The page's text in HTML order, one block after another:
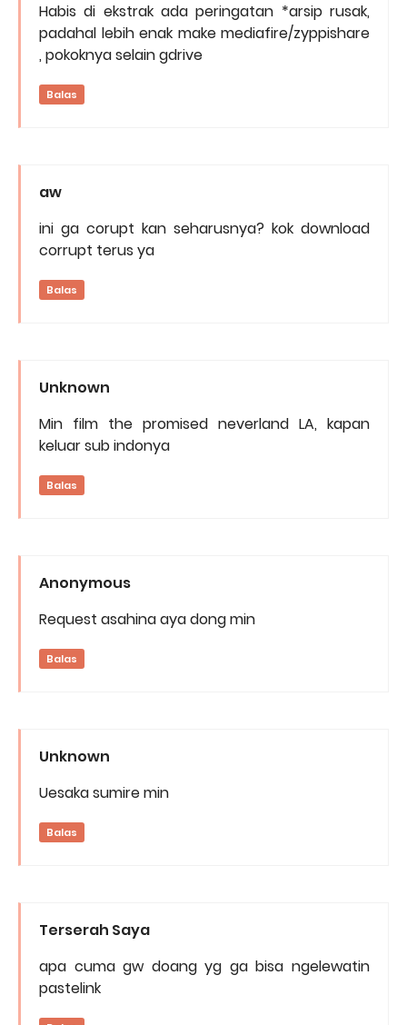
Habis di ekstrak ada peringatan *arsip rusak,
padahal lebih enak make mediafire/zyppishare
, pokoknya selain gdrive
Balas
aw
ini ga corupt kan seharusnya? kok download
corrupt terus ya
Balas
Unknown
Min film the promised neverland LA, kapan
keluar sub indonya
Balas
Anonymous
Request asahina aya dong min
Balas
Unknown
Uesaka sumire min
Balas
Terserah Saya
apa cuma gw doang yg ga bisa ngelewatin
pastelink